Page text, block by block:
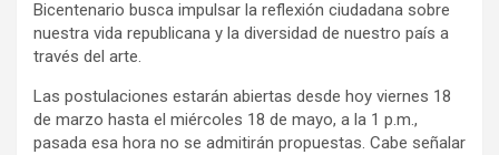
Bicentenario busca impulsar la reflexión ciudadana sobre
nuestra vida republicana y la diversidad de nuestro país a
través del arte.
Las postulaciones estarán abiertas desde hoy viernes 18
de marzo hasta el miércoles 18 de mayo, a la 1 p.m.,
pasada esa hora no se admitirán propuestas. Cabe señalar